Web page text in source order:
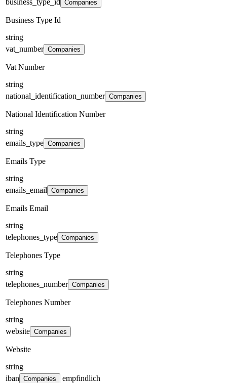
Companies
Business Type Id
string
vat_number Companies
Vat Number
string
national_identification_number Companies
National Identification Number
string
emails_type Companies
Emails Type
string
emails_email Companies
Emails Email
string
telephones_type Companies
Telephones Type
string
telephones_number Companies
Telephones Number
string
website Companies
Website
string
iban Companies empfindlich